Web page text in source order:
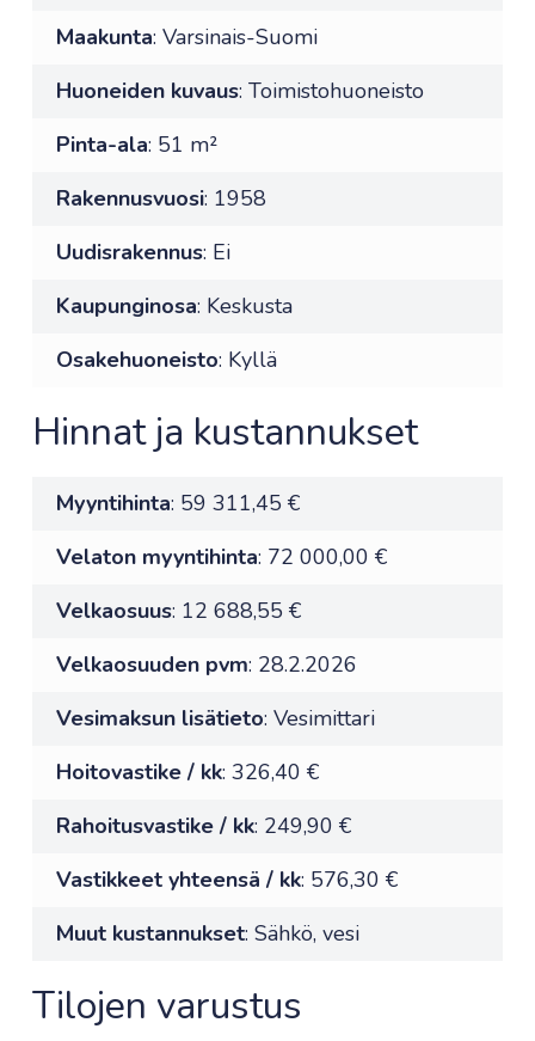
Maakunta: Varsinais-Suomi
Huoneiden kuvaus: Toimistohuoneisto
Pinta-ala: 51 m²
Rakennusvuosi: 1958
Uudisrakennus: Ei
Kaupunginosa: Keskusta
Osakehuoneisto: Kyllä
Hinnat ja kustannukset
Myyntihinta: 59 311,45 €
Velaton myyntihinta: 72 000,00 €
Velkaosuus: 12 688,55 €
Velkaosuuden pvm: 28.2.2026
Vesimaksun lisätieto: Vesimittari
Hoitovastike / kk: 326,40 €
Rahoitusvastike / kk: 249,90 €
Vastikkeet yhteensä / kk: 576,30 €
Muut kustannukset: Sähkö, vesi
Tilojen varustus